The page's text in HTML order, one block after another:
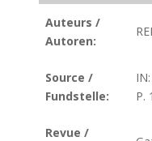
Auteurs /
Autoren:
Source /
Fundstelle:
P.
Revue /